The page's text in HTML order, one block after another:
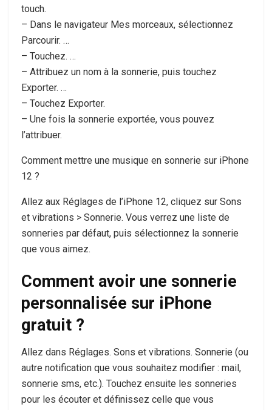
touch.
– Dans le navigateur Mes morceaux, sélectionnez
Parcourir. …
– Touchez. …
– Attribuez un nom à la sonnerie, puis touchez
Exporter. …
– Touchez Exporter.
– Une fois la sonnerie exportée, vous pouvez
l’attribuer.
Comment mettre une musique en sonnerie sur iPhone
12 ?
Allez aux Réglages de l’iPhone 12, cliquez sur Sons
et vibrations > Sonnerie. Vous verrez une liste de
sonneries par défaut, puis sélectionnez la sonnerie
que vous aimez.
Comment avoir une sonnerie
personnalisée sur iPhone
gratuit ?
Allez dans Réglages. Sons et vibrations. Sonnerie (ou
autre notification que vous souhaitez modifier : mail,
sonnerie sms, etc.). Touchez ensuite les sonneries
pour les écouter et définissez celle que vous